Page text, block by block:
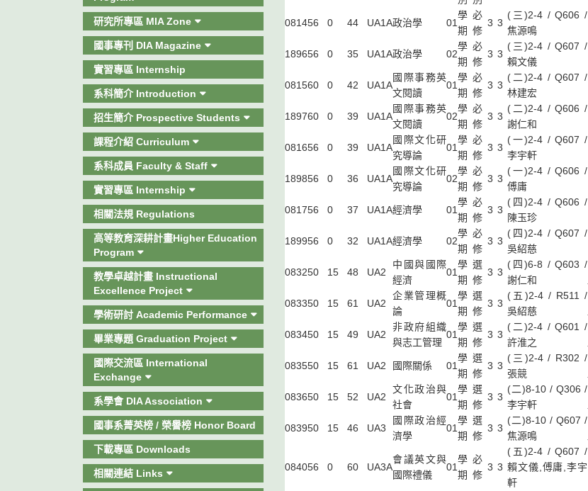
研究所專區 MIA Zone
國事專刊 DIA Magazine
實習專區 Internship
系科簡介 Introduction
招生簡介 Prospective Students
課程介紹 Curriculum
系科成員 Faculty & Staff
實習專區 Internship
相關法規 Regulations
高等教育深耕計畫Higher Education
Program
教學卓越計畫 Instructional
Excellence Project
學術研討 Academic Performance
畢業專題 Graduation Project
國際交流區 International
Exchange
系學會 DIA Association
國事系菁英榜 / 榮譽榜 Honor Board
下載專區 Downloads
相關連結 Links
081456 0 44 UA1A政治學 01
學
期
必
修
3 3
(三)2-4 / Q606 /
焦源鳴
189656 0 35 UA1A政治學 02
學
期
必
修
3 3
(三)2-4 / Q607 /
賴文儀
081560 0 42 UA1A
國際事務英
文閱讀
01
學
期
必
修
3 3
(二)2-4 / Q607 /
林建宏
189760 0 39 UA1A
國際事務英
文閱讀
02
學
期
必
修
3 3
(二)2-4 / Q606 /
謝仁和
081656 0 39 UA1A
國際文化研
究導論
01
學
期
必
修
3 3
(一)2-4 / Q607 /
李宇軒
189856 0 36 UA1A
國際文化研
究導論
02
學
期
必
修
3 3
(一)2-4 / Q606 /
傅庸
081756 0 37 UA1A經濟學 01
學
期
必
修
3 3
(四)2-4 / Q606 /
陳玉珍
189956 0 32 UA1A經濟學 02
學
期
必
修
3 3
(四)2-4 / Q607 /
吳紹慈
083250 15 48 UA2
中國與國際
經濟
01
學
期
選
修
3 3
(四)6-8 / Q603 /
謝仁和
083350 15 61 UA2
企業管理概
論
01
學
期
選
修
3 3
(五)2-4 / R511 /
吳紹慈
083450 15 49 UA2
非政府組織
與志工管理
01
學
期
選
修
3 3
(二)2-4 / Q601 /
許淮之
083550 15 61 UA2 國際關係 01
學
期
選
修
3 3
(三)2-4 / R302 /
張競
083650 15 52 UA2
文化政治與
社會
01
學
期
選
修
3 3
(二)8-10 / Q306 /
李宇軒
083950 15 46 UA3
國際政治經
濟學
01
學
期
選
修
3 3
(二)8-10 / Q607 /
焦源鳴
084056 0 60 UA3A
會議英文與
國際禮儀
01
學
期
必
修
3 3
(五)2-4 / Q607 /
賴文儀,傅庸,李宇
軒